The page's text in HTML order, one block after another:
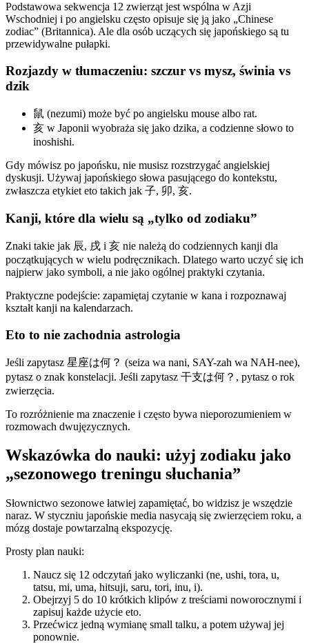
Podstawowa sekwencja 12 zwierząt jest wspólna w Azji
Wschodniej i po angielsku często opisuje się ją jako „Chinese
zodiac” (Britannica). Ale dla osób uczących się japońskiego są tu
przewidywalne pułapki.
Rozjazdy w tłumaczeniu: szczur vs mysz, świnia vs
dzik
鼠 (nezumi) może być po angielsku mouse albo rat.
亥 w Japonii wyobraża się jako dzika, a codzienne słowo to
inoshishi.
Gdy mówisz po japońsku, nie musisz rozstrzygać angielskiej
dyskusji. Używaj japońskiego słowa pasującego do kontekstu,
zwłaszcza etykiet eto takich jak 子, 卯, 亥.
Kanji, które dla wielu są „tylko od zodiaku”
Znaki takie jak 辰, 戌 i 亥 nie należą do codziennych kanji dla
początkujących w wielu podręcznikach. Dlatego warto uczyć się ich
najpierw jako symboli, a nie jako ogólnej praktyki czytania.
Praktyczne podejście: zapamiętaj czytanie w kana i rozpoznawaj
kształt kanji na kalendarzach.
Eto to nie zachodnia astrologia
Jeśli zapytasz 星座は何？ (seiza wa nani, SAY-zah wa NAH-nee),
pytasz o znak konstelacji. Jeśli zapytasz 干支は何？, pytasz o rok
zwierzęcia.
To rozróżnienie ma znaczenie i często bywa nieporozumieniem w
rozmowach dwujęzycznych.
Wskazówka do nauki: użyj zodiaku jako
„sezonowego treningu słuchania”
Słownictwo sezonowe łatwiej zapamiętać, bo widzisz je wszędzie
naraz. W styczniu japońskie media nasycają się zwierzęciem roku, a
mózg dostaje powtarzalną ekspozycję.
Prosty plan nauki:
Naucz się 12 odczytań jako wyliczanki (ne, ushi, tora, u,
tatsu, mi, uma, hitsuji, saru, tori, inu, i).
Obejrzyj 5 do 10 krótkich klipów z treściami noworocznymi i
zapisuj każde użycie eto.
Przećwicz jedną wymianę small talku, a potem używaj jej
ponownie.